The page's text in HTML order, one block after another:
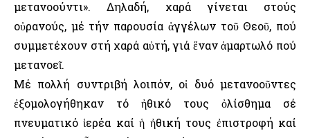
μετανοούντι». Δηλαδή, χαρά γίνεται στούς
οὐρανούς, μέ τήν παρουσία ἀγγέλων τοῦ Θεοῦ, πού
συμμετέχουν στή χαρά αὐτή, γιά ἕναν ἁμαρτωλό πού
μετανοεῖ.
Μέ πολλή συντριβή λοιπόν, οἱ δυό μετανοοῦντες
ἐξομολογήθηκαν τό ἠθικό τους ὀλίσθημα σέ
πνευματικό ἱερέα καί ἡ ἠθική τους ἐπιστροφή καί